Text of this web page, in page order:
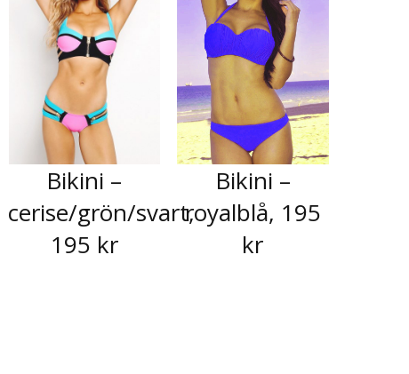
Bikini –
cerise/grön/svart,
195 kr
Bikini –
royalblå, 195
kr